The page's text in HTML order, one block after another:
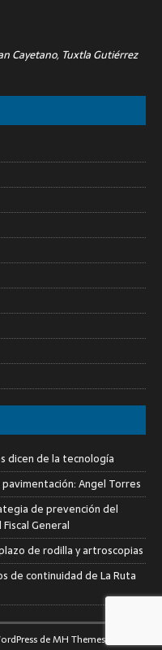
Cayetano, Tuxtla Gutiérrez
dicen de la tecnología
Angel Torres
de prevención del
General
de rodilla y artroscopias
de continuidad de La Ruta
deMH Themes